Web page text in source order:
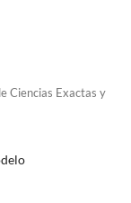
Ciencias Exactas y